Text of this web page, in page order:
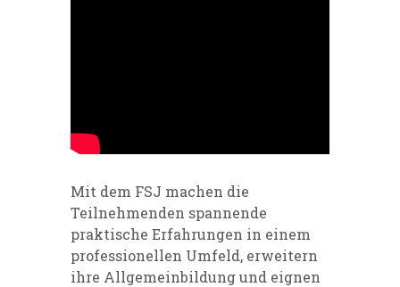
Mit dem FSJ machen die
Teilnehmenden spannende
praktische Erfahrungen in einem
professionellen Umfeld, erweitern
ihre Allgemeinbildung und eignen